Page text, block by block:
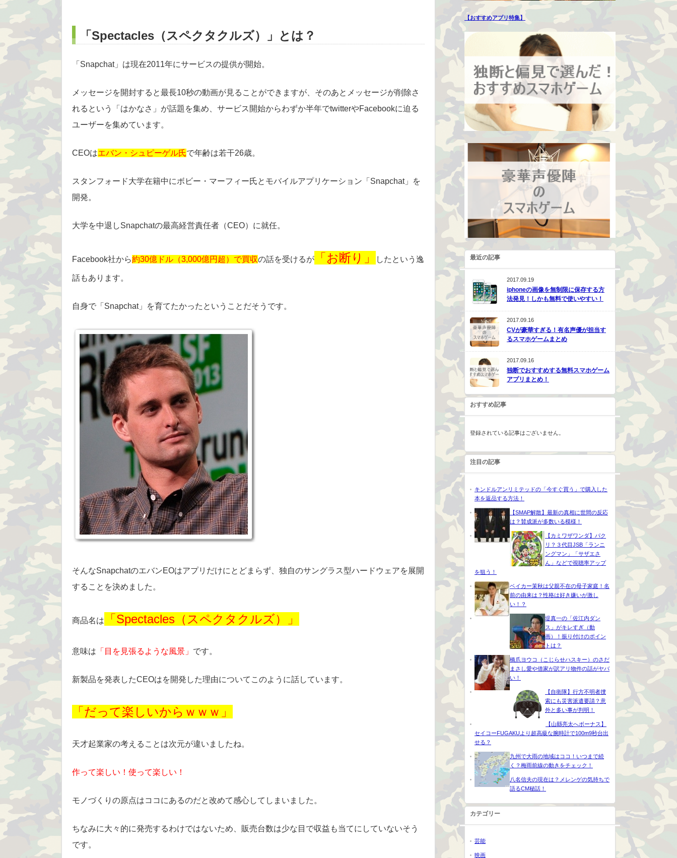
「Spectacles（スペクタクルズ）」とは？
「Snapchat」は現在2011年にサービスの提供が開始。
メッセージを開封すると最長10秒の動画が見ることができますが、そのあとメッセージが削除さ
れるという「はかなさ」が話題を集め、サービス開始からわずか半年でtwitterやFacebookに迫る
ユーザーを集めています。
CEOはエバン・シュピーゲル氏で年齢は若干26歳。
スタンフォード大学在籍中にボビー・マーフィー氏とモバイルアプリケーション「Snapchat」を
開発。
大学を中退しSnapchatの最高経営責任者（CEO）に就任。
Facebook社から約30億ドル（3,000億円超）で買収の話を受けるが 「お断り」 したという逸
話もあります。
自身で「Snapchat」を育てたかったということだそうです。
そんなSnapchatのエバンEOはアプリだけにとどまらず、独自のサングラス型ハードウェアを展開
することを決めました。
商品名は 「Spectacles（スペクタクルズ）」
意味は 「目を見張るような風景」 です。
新製品を発表したCEOはを開発した理由についてこのように話しています。
「だって楽しいからｗｗｗ」
天才起業家の考えることは次元が違いましたね。
作って楽しい！使って楽しい！
モノづくりの原点はココにあるのだと改めて感心してしまいました。
ちなみに大々的に発売するわけではないため、販売台数は少な目で収益も当てにしていないそう
です。
【おすすめアプリ特集】
最近の記事
2017.09.19
iphoneの画像を無制限に保存する方
法発見！しかも無料で使いやすい！
2017.09.16
CVが豪華すぎる！有名声優が担当す
るスマホゲームまとめ
2017.09.16
独断でおすすめする無料スマホゲーム
アプリまとめ！
おすすめ記事
登録されている記事はございません。
注目の記事
キンドルアンリミテッドの「今すぐ買う」で購入した
本を返品する方法！
【SMAP解散】最新の真相に世間の反応
は？賛成派が多数いる模様！
【カミワザワンダ】パク
リ？３代目JSB「ランニ
ングマン」「サザエさ
ん」などで視聴率アップ
を狙う！
ベイカー茉秋は父親不在の母子家庭！名
前の由来は？性格は好き嫌いが激し
い！？
堤真一の「佐江内ダン
ス」がキレすぎ（動
画）！振り付けのポイン
トは？
橋爪ヨウコ（こじらせハスキー）のさだ
まさし愛や借家が訳アリ物件の話がヤバ
い！
【自衛隊】行方不明者捜
索にも災害派遣要請？意
外と多い事が判明！
【山縣亮太へボーナス】
セイコーFUGAKUより超高級な腕時計で100m9秒台出
せる？
九州で大雨の地域はココ！いつまで続
く？梅雨前線の動きをチェック！
八名信夫の現在は？メレンゲの気持ちで
語るCM秘話！
カテゴリー
芸能
映画